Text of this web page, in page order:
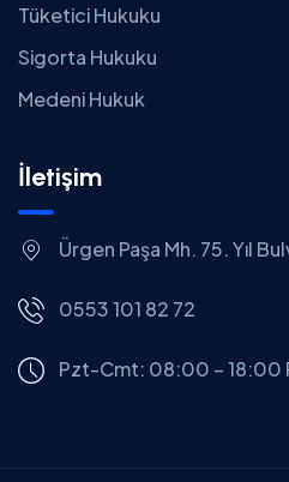
Tüketici Hukuku
Sigorta Hukuku
Medeni Hukuk
İletişim
Ürgen Paşa Mh. 75. Yıl
0553 101 82 72
Pzt-Cmt: 08:00 – 18:00